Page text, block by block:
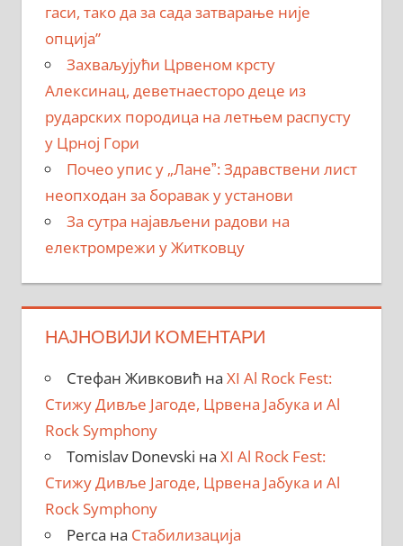
гаси, тако да за сада затварање није
опција”
Захваљујући Црвеном крсту
Алексинац, деветнаесторо деце из
рударских породица на летњем распусту
у Црној Гори
Почео упис у „Ланеˮ: Здравствени лист
неопходан за боравак у установи
За сутра најављени радови на
електромрежи у Житковцу
НАЈНОВИЈИ КОМЕНТАРИ
Стефан Живковић на XI Al Rock Fest:
Стижу Дивље Јагоде, Црвена Јабука и Al
Rock Symphony
Tomislav Donevski на XI Al Rock Fest:
Стижу Дивље Јагоде, Црвена Јабука и Al
Rock Symphony
Perca на Стабилизација